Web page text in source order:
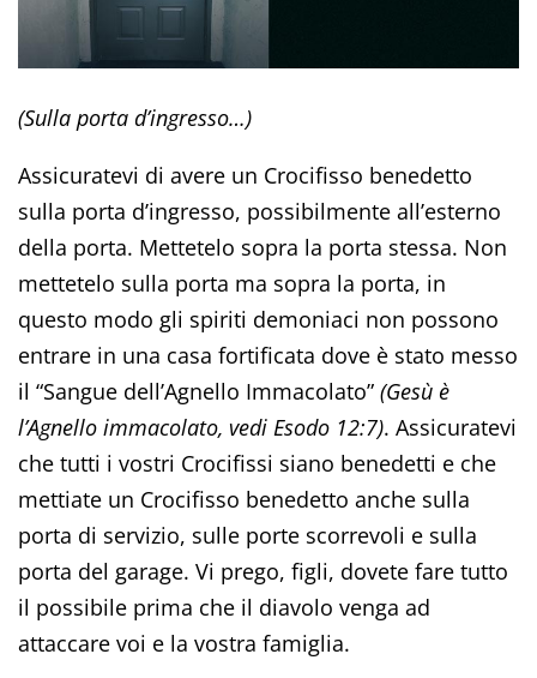
(Sulla porta d’ingresso…)
Assicuratevi di avere un Crocifisso benedetto
sulla porta d’ingresso, possibilmente all’esterno
della porta. Mettetelo sopra la porta stessa. Non
mettetelo sulla porta ma sopra la porta, in
questo modo gli spiriti demoniaci non possono
entrare in una casa fortificata dove è stato messo
il “Sangue dell’Agnello Immacolato” (Gesù è
l’Agnello immacolato, vedi Esodo 12:7). Assicuratevi
che tutti i vostri Crocifissi siano benedetti e che
mettiate un Crocifisso benedetto anche sulla
porta di servizio, sulle porte scorrevoli e sulla
porta del garage. Vi prego, figli, dovete fare tutto
il possibile prima che il diavolo venga ad
attaccare voi e la vostra famiglia.